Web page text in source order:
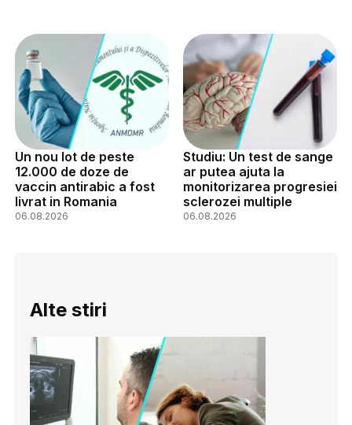
Un nou lot de peste
12.000 de doze de
vaccin antirabic a fost
livrat in Romania
06.08.2026
Studiu: Un test de sange
ar putea ajuta la
monitorizarea progresiei
sclerozei multiple
06.08.2026
Alte stiri